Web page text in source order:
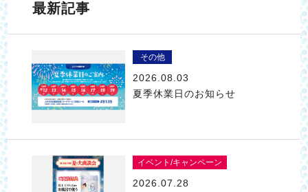
最新記事
その他
2026.08.03
夏季休業日のお知らせ
イベント/キャンペーン
2026.07.28